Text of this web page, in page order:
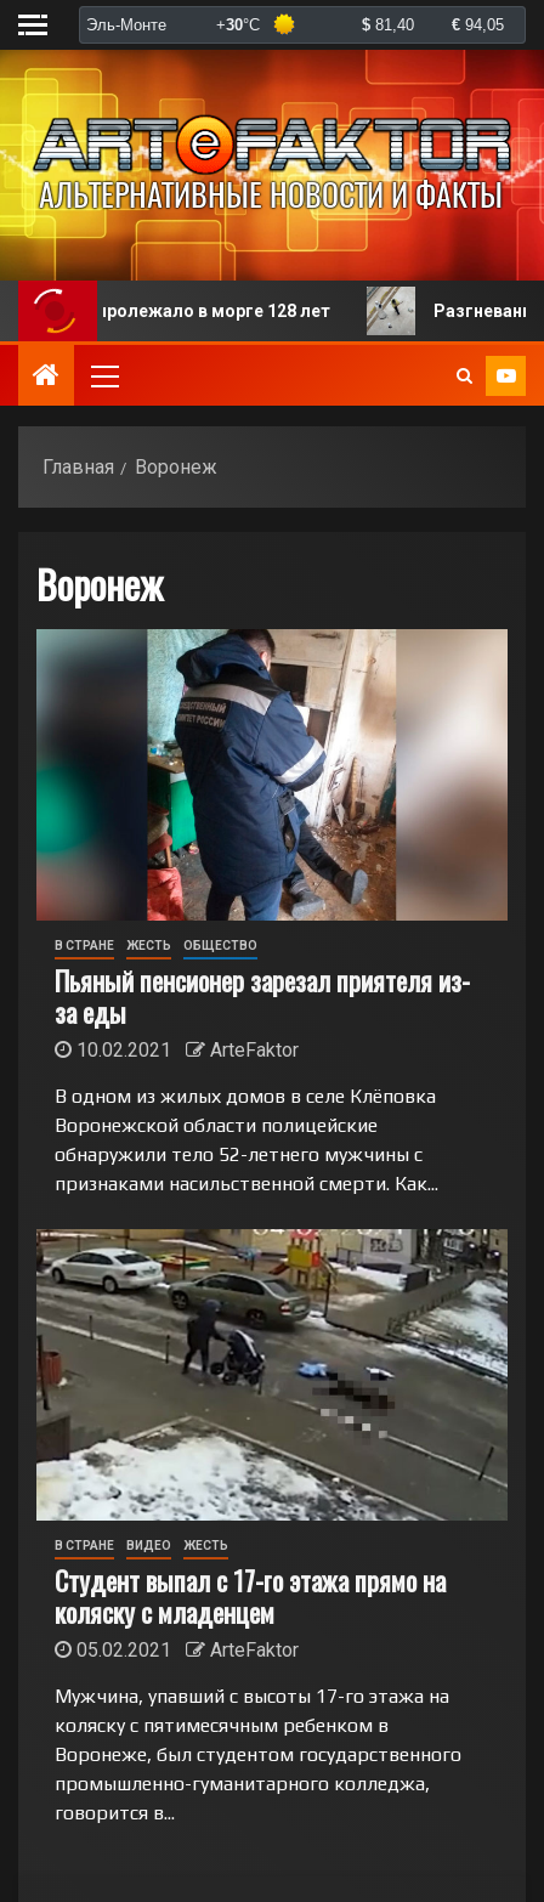
пролежало в морге 128 лет Разгневанная
Главная Воронеж
Воронеж
В СТРАНЕ ЖЕСТЬ ОБЩЕСТВО
Пьяный пенсионер зарезал приятеля из-
за еды
10.02.2021
ArteFaktor
В одном из жилых домов в селе Клёповка
Воронежской области полицейские
обнаружили тело 52-летнего мужчины с
признаками насильственной смерти. Как...
В СТРАНЕ ВИДЕО ЖЕСТЬ
Студент выпал с 17-го этажа прямо на
коляску с младенцем
05.02.2021
ArteFaktor
Мужчина, упавший с высоты 17-го этажа на
коляску с пятимесячным ребенком в
Воронеже, был студентом государственного
промышленно-гуманитарного колледжа,
говорится в...